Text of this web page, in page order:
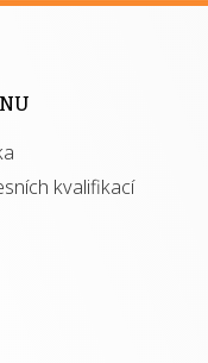
kvalifikací